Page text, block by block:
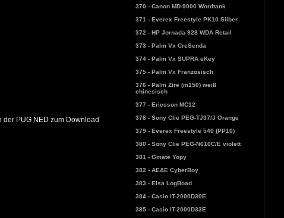
370 - Canon MD-9000 Wordtank
371 - Everex Freestyle PK10 Silber
372 - HP Jornada 928 WDA Retail
373 - Palm Vx CreSenda
374 - Palm Vx SUPRA eKey
375 - Palm Vx Französisch
376 - Palm Zire (m150) weiß
chinesisch
377 - Ericsson MC12
378 - Sony Clie PEG-TJ37/J Orange
379 - Everex Freestyle 540 (PP10)
380 - Sony Clie PEG-N610C/E violett
381 - Gmate Yopy
382 - AE&E CyberBoy
383 - Elsa LogBoad
384 - Casio IT-2000D30E
385 - Casio IT-2000D33E
PUG NED zum Download